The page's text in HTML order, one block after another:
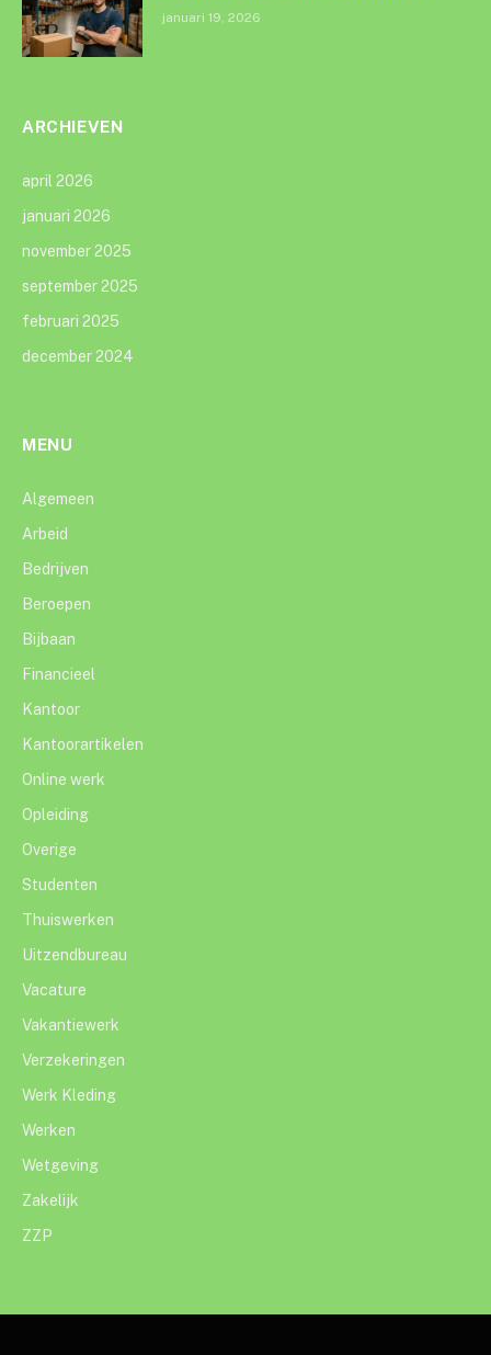
januari 19, 2026
ARCHIEVEN
april 2026
januari 2026
november 2025
september 2025
februari 2025
december 2024
MENU
Algemeen
Arbeid
Bedrijven
Beroepen
Bijbaan
Financieel
Kantoor
Kantoorartikelen
Online werk
Opleiding
Overige
Studenten
Thuiswerken
Uitzendbureau
Vacature
Vakantiewerk
Verzekeringen
Werk Kleding
Werken
Wetgeving
Zakelijk
ZZP